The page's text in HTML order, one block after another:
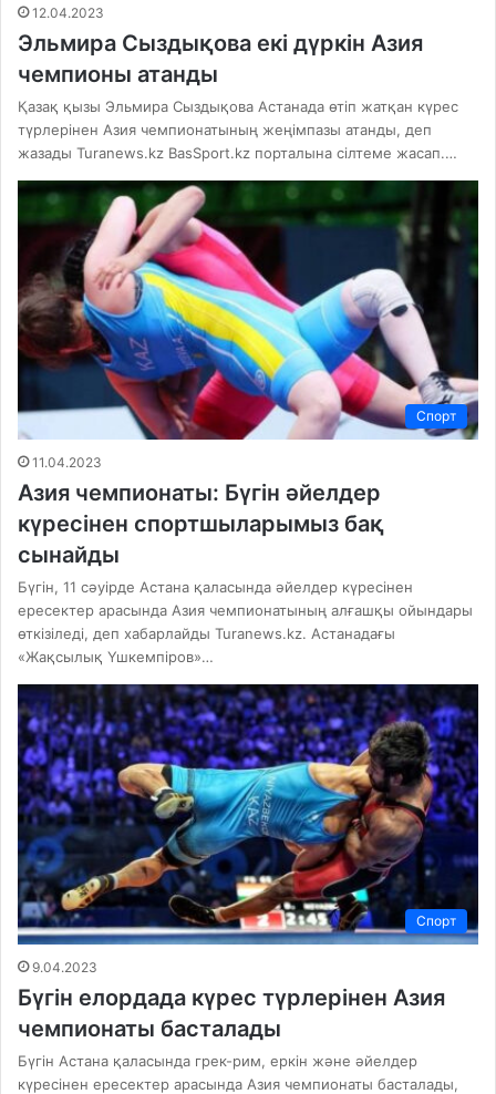
12.04.2023
Эльмира Сыздықова екі дүркін Азия
чемпионы атанды
Қазақ қызы Эльмира Сыздықова Астанада өтіп жатқан күрес
түрлерінен Азия чемпионатының жеңімпазы атанды, деп
жазады Turanews.kz BasSport.kz порталына сілтеме жасап.…
Спорт
11.04.2023
Азия чемпионаты: Бүгін әйелдер
күресінен спортшыларымыз бақ
сынайды
Бүгін, 11 сәуірде Астана қаласында әйелдер күресінен
ересектер арасында Азия чемпионатының алғашқы ойындары
өткізіледі, деп хабарлайды Turanews.kz. Астанадағы
«Жақсылық Үшкемпіров»…
Спорт
9.04.2023
Бүгін елордада күрес түрлерінен Азия
чемпионаты басталады
Бүгін Астана қаласында грек-рим, еркін және әйелдер
күресінен ересектер арасында Азия чемпионаты басталады,